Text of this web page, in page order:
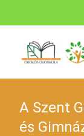
A Szent
és